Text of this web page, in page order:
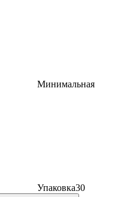
Минимальная
Упаковка30